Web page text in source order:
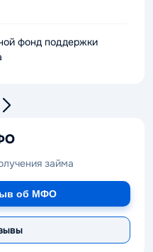
фонд поддержки
займа
об МФО